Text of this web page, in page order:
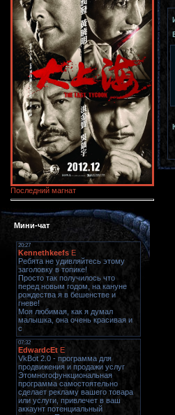
Последний магнат
Мини-чат